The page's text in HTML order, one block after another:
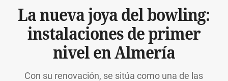
La nueva joya del bowling:
instalaciones de primer
nivel en Almería
Con su renovación, se sitúa como una de las